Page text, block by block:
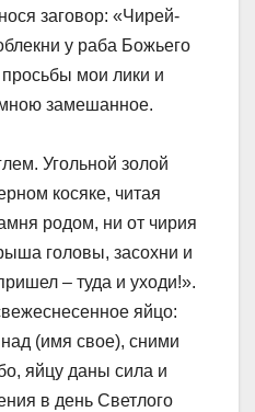
заговор: «Чирей-
у раба Божьего
мои лики и
мною замешанное.
Угольной золой
косяке, читая
родом, ни от чирия
головы, засохни и
– туда и уходи!».
яйцо:
(имя свое), сними
яйцу даны сила и
в день Светлого